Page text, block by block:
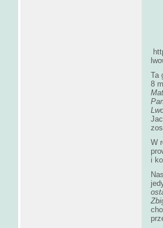
Ta
8
W
i